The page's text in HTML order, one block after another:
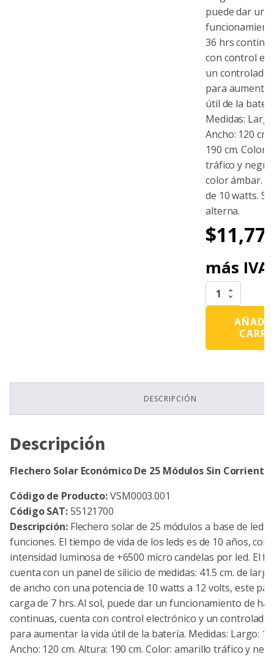
puede dar un
36 hrs
con control
un
para
útil de la
Medidas:
Ancho: 120
190 cm. Color:
tráfico y
color ámbar.
de 10 watts.
alterna.
$
más IVA
Flechero
Solar
Módulos
Alterna
DESCRIPCIÓN
Descripción
Flechero Solar Económico De 25 Módulos Sin
Código de Producto:VSM0003.001
Código SAT:55121700
Descripción:Flechero solar de 25 módulos a base de leds,
funciones. El tiempo de vida de los leds es de 10 años, con
intensidad luminosa de +6500 micro candelas por led. El
cuenta con un panel de silicio de medidas: 41.5 cm. de
de ancho con una potencia de 10 watts a 12 volts, este
carga de 7 hrs. Al sol, puede dar un funcionamiento de
continuas, cuenta con control electrónico y un
para aumentar la vida útil de la batería. Medidas: Largo:
Ancho: 120 cm. Altura: 190 cm. Color: amarillo tráfico y